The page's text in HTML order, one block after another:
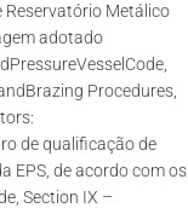
Reservatório Metálico
adotado
Procedures,
de qualificação de
EPS, de acordo com os
Section IX –